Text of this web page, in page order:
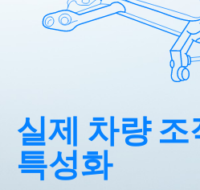
실제 차량
특성화